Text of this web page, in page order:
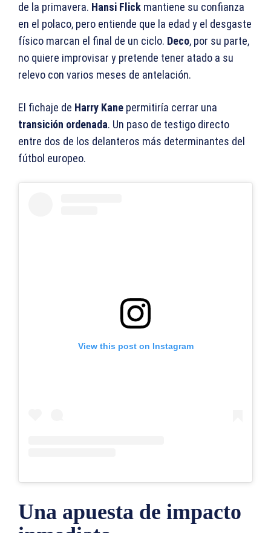
de la primavera. Hansi Flick mantiene su confianza
en el polaco, pero entiende que la edad y el desgaste
físico marcan el final de un ciclo. Deco, por su parte,
no quiere improvisar y pretende tener atado a su
relevo con varios meses de antelación.
El fichaje de Harry Kane permitiría cerrar una
transición ordenada. Un paso de testigo directo
entre dos de los delanteros más determinantes del
fútbol europeo.
View this post on Instagram
Una apuesta de impacto